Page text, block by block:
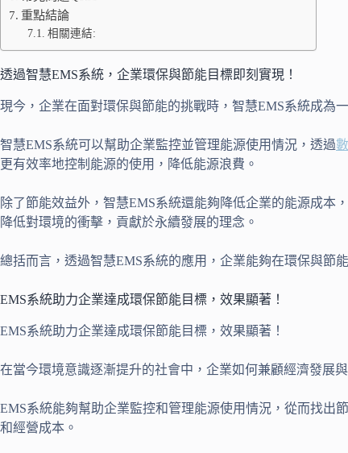
重點結論
相關連結:
透過智慧EMS系統，企業環保與節能目標即刻實現！
現今，企業在面對環保與節能的挑戰時，智慧EMS系統成為
智慧EMS系統可以幫助企業監控並管理能源使用情況，透過
更有效率地控制能源的使用，降低能源浪費。
除了節能效益外，智慧EMS系統還能夠降低企業的能源成
降低對環境的衝擊，貢獻於永續發展的理念。
總括而言，透過智慧EMS系統的應用，企業能夠在環保與節
EMS系統助力企業達成環保節能目標，效果顯著！
EMS系統助力企業達成環保節能目標，效果顯著！
在當今環境意識逐漸提升的社會中，企業如何兼顧經濟發展
EMS系統能夠幫助企業監控和管理能源使用情況，從而找出
和經營成本。